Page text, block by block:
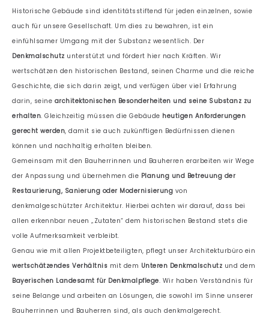
Historische Gebäude sind identitätsstiftend für jeden einzelnen, sowie
auch für unsere Gesellschaft. Um dies zu bewahren, ist ein
einfühlsamer Umgang mit der Substanz wesentlich. Der
Denkmalschutz unterstützt und fördert hier nach Kräften. Wir
wertschätzen den historischen Bestand, seinen Charme und die reiche
Geschichte, die sich darin zeigt, und verfügen über viel Erfahrung
darin, seine architektonischen Besonderheiten und seine Substanz zu
erhalten. Gleichzeitig müssen die Gebäude heutigen Anforderungen
gerecht werden, damit sie auch zukünftigen Bedürfnissen dienen
können und nachhaltig erhalten bleiben.
Gemeinsam mit den Bauherrinnen und Bauherren erarbeiten wir Wege
der Anpassung und übernehmen die Planung und Betreuung der
Restaurierung, Sanierung oder Modernisierung von
denkmalgeschützter Architektur. Hierbei achten wir darauf, dass bei
allen erkennbar neuen „Zutaten“ dem historischen Bestand stets die
volle Aufmerksamkeit verbleibt.
Genau wie mit allen Projektbeteiligten, pflegt unser Architekturbüro ein
wertschätzendes Verhältnis mit dem Unteren Denkmalschutz und dem
Bayerischen Landesamt für Denkmalpflege. Wir haben Verständnis für
seine Belange und arbeiten an Lösungen, die sowohl im Sinne unserer
Bauherrinnen und Bauherren sind, als auch denkmalgerecht.